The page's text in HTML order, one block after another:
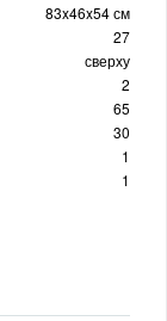
83x46x54 см
27
сверху
2
65
30
1
1